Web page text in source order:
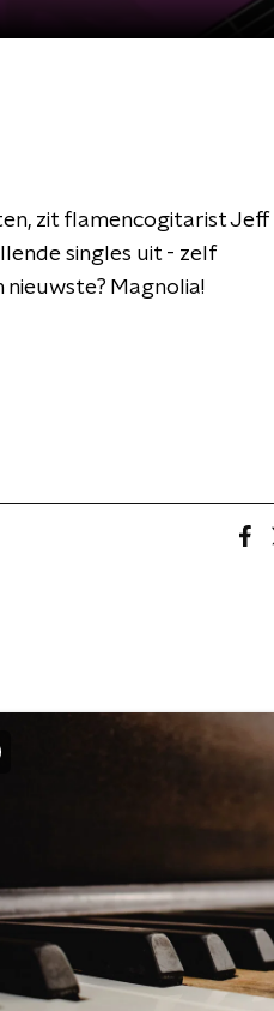
zit flamencogitarist Jeff
singles uit - zelf
Magnolia!